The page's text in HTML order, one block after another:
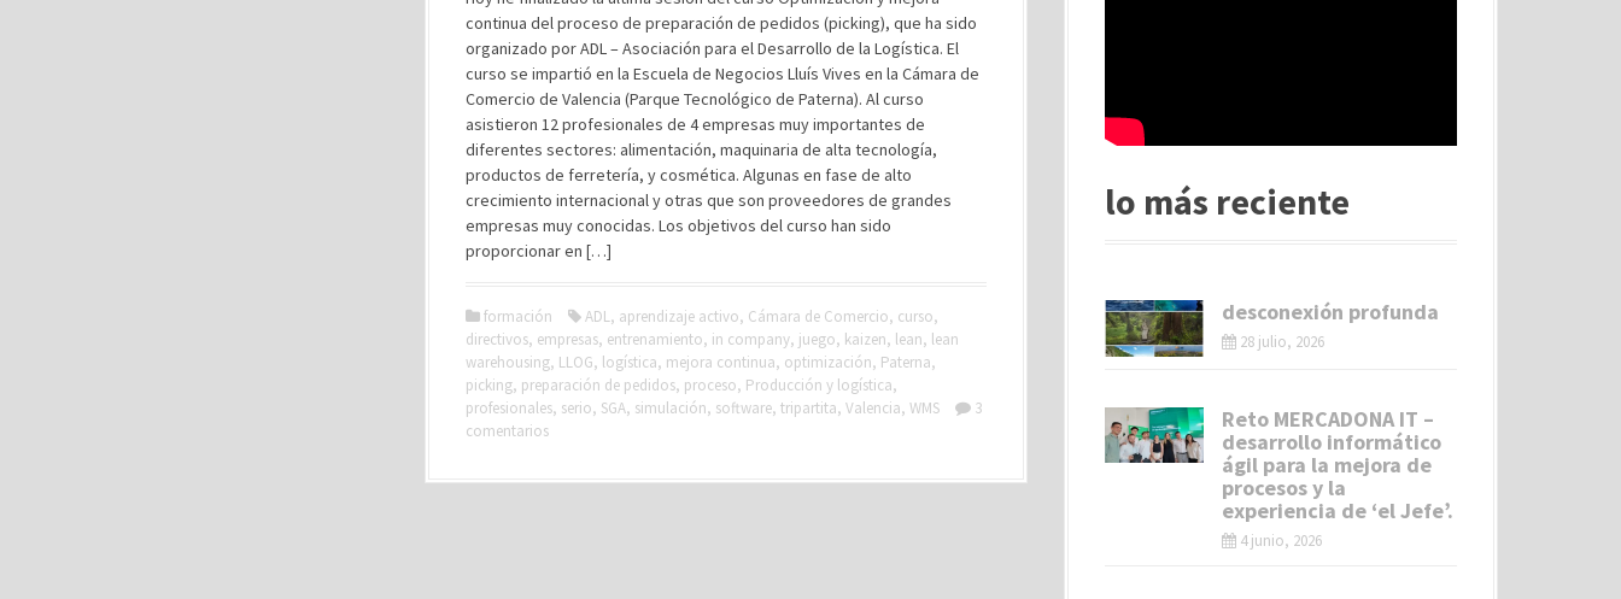
continua del proceso de preparación de pedidos (picking), que ha sido
organizado por ADL – Asociación para el Desarrollo de la Logística. El
curso se impartió en la Escuela de Negocios Lluís Vives en la Cámara de
Comercio de Valencia (Parque Tecnológico de Paterna). Al curso
asistieron 12 profesionales de 4 empresas muy importantes de
diferentes sectores: alimentación, maquinaria de alta tecnología,
productos de ferretería, y cosmética. Algunas en fase de alto
crecimiento internacional y otras que son proveedores de grandes
empresas muy conocidas. Los objetivos del curso han sido
proporcionar en […]
formación ADL, aprendizaje activo, Cámara de Comercio, curso,
directivos, empresas, entrenamiento, in company, juego, kaizen, lean, lean
warehousing, LLOG, logística, mejora continua, optimización, Paterna,
picking, preparación de pedidos, proceso, Producción y logística,
profesionales, serio, SGA, simulación, software, tripartita, Valencia, WMS
3
comentarios
lo más reciente
desconexión profunda
28 julio, 2026
Reto MERCADONA IT –
desarrollo informático
ágil para la mejora de
procesos y la
experiencia de ‘el Jefe’.
4 junio, 2026